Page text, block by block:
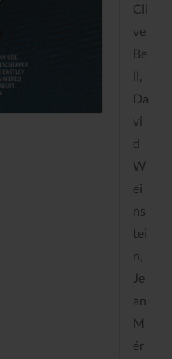
Cli
ve
Be
ll,
Da
vi
d
W
ei
ns
tei
n,
Je
an
M
ér